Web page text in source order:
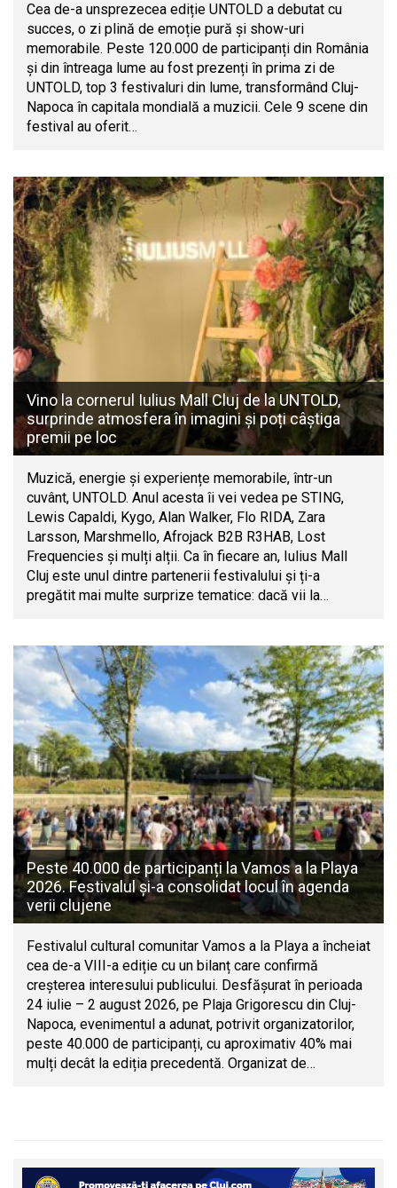
Cea de-a unsprezecea ediție UNTOLD a debutat cu
succes, o zi plină de emoție pură și show-uri
memorabile. Peste 120.000 de participanți din România
și din întreaga lume au fost prezenți în prima zi de
UNTOLD, top 3 festivaluri din lume, transformând Cluj-
Napoca în capitala mondială a muzicii. Cele 9 scene din
festival au oferit…
Vino la cornerul Iulius Mall Cluj de la UNTOLD,
surprinde atmosfera în imagini și poți câștiga
premii pe loc
Muzică, energie și experiențe memorabile, într-un
cuvânt, UNTOLD. Anul acesta îi vei vedea pe STING,
Lewis Capaldi, Kygo, Alan Walker, Flo RIDA, Zara
Larsson, Marshmello, Afrojack B2B R3HAB, Lost
Frequencies și mulți alții. Ca în fiecare an, Iulius Mall
Cluj este unul dintre partenerii festivalului și ți-a
pregătit mai multe surprize tematice: dacă vii la…
Peste 40.000 de participanți la Vamos a la Playa
2026. Festivalul și-a consolidat locul în agenda
verii clujene
Festivalul cultural comunitar Vamos a la Playa a încheiat
cea de-a VIII-a ediție cu un bilanț care confirmă
creșterea interesului publicului. Desfășurat în perioada
24 iulie – 2 august 2026, pe Plaja Grigorescu din Cluj-
Napoca, evenimentul a adunat, potrivit organizatorilor,
peste 40.000 de participanți, cu aproximativ 40% mai
mulți decât la ediția precedentă. Organizat de…